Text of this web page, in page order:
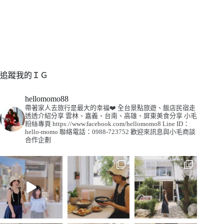
追蹤我的ＩＧ
hellomomo88
帶著家人去旅行是最大的幸福❤️ 全台景點旅遊、飯店民宿走
透透介紹分享 雲林、嘉義、台南、高雄、屏東美食分享 小毛
粉絲專頁 https://www.facebook.com/hellomomo8 Line ID：
hello-momo 聯絡電話：0988-723752 歡迎來訊息與小毛商談
合作企劃